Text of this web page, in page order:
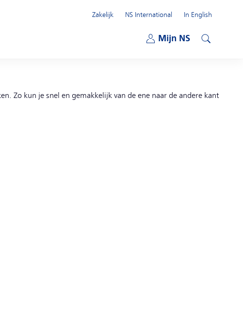
Mijn NS
Zakelijk
NS International
In English
Zo kun je snel en gemakkelijk van de ene naar de andere kant